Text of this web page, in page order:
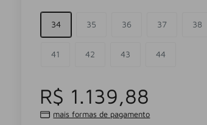
34 35 36 37 38
41 42 43 44
R$ 1.139,88
mais formas de pagamento